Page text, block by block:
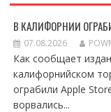
В КАЛИФОРНИИ
07.08.2026
Как сообщает
калифорнийском
ограбили Apple
ворвались...